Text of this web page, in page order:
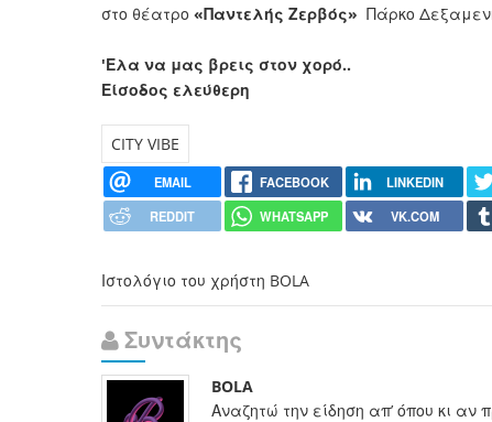
στο θέατρο «Παντελής Ζερβός» Πάρκο
'Ελα να μας βρεις στον χορό..
Είσοδος ελεύθερη
CITY VIBE
EMAIL FACEBOOK LINKEDIN
REDDIT
WHATSAPP VK.COM
Ιστολόγιο του χρήστη BOLA
Συντάκτης
BOLA
Αναζητώ την είδηση απ’ όπου κι